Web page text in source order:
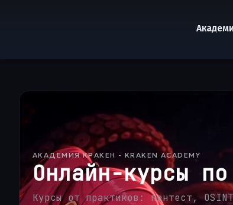
АКАДЕМИЯ КРАКЕН - KRAKEN ACADEMY
Онлайн-курсы
Курсы от практиков: пентест,